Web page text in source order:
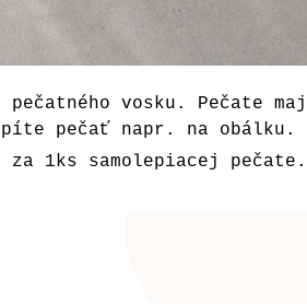
pečatného vosku. Pečate
pečať napr. na obálku.
za 1ks samolepiacej pečate.